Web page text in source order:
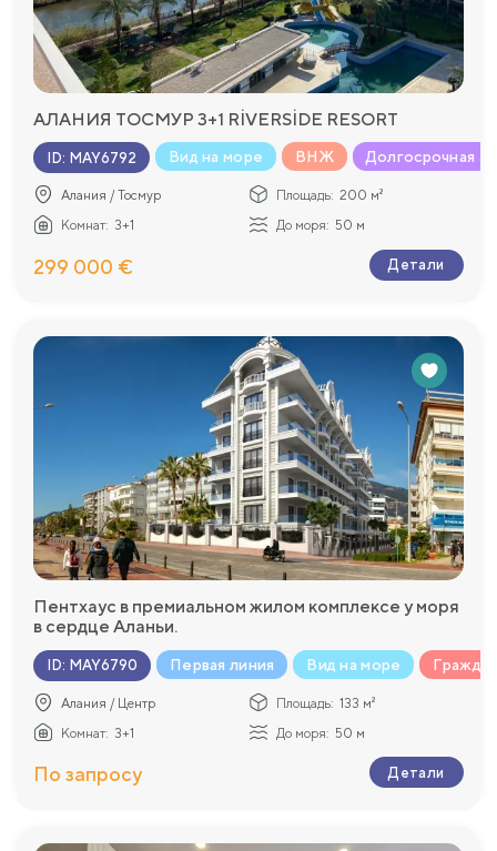
АЛАНИЯ ТОСМУР 3+1 RİVERSİDE RESORT
ID: MAY6792 Вид на море ВНЖ Долгосрочная
Алания / Тосмур Площадь: 200 м²
Комнат: 3+1 До моря: 50 м
299 000 € Детали
Пентхаус в премиальном жилом комплексе у моря
в сердце Аланьи.
ID: MAY6790 Первая линия Вид на море
Алания / Центр Площадь: 133 м²
Комнат: 3+1 До моря: 50 м
По запросу Детали